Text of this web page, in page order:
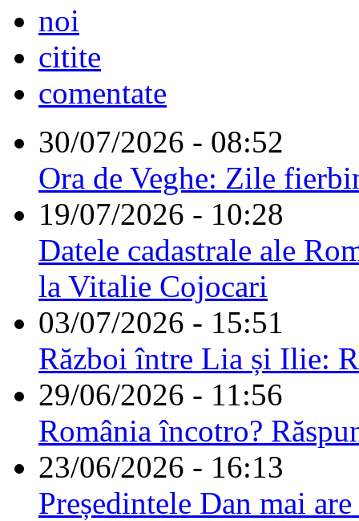
noi
citite
comentate
30/07/2026 - 08:52
Ora de Veghe: Zile
19/07/2026 - 10:28
Datele cadastrale ale
la Vitalie Cojocari
03/07/2026 - 15:51
Război între Lia și Ilie:
29/06/2026 - 11:56
România încotro?
23/06/2026 - 16:13
Președintele Dan mai